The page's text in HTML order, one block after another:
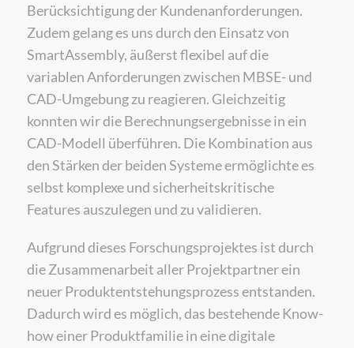
Berücksichtigung der Kundenanforderungen.
Zudem gelang es uns durch den Einsatz von
SmartAssembly, äußerst flexibel auf die
variablen Anforderungen zwischen MBSE- und
CAD-Umgebung zu reagieren. Gleichzeitig
konnten wir die Berechnungsergebnisse in ein
CAD-Modell überführen. Die Kombination aus
den Stärken der beiden Systeme ermöglichte es
selbst komplexe und sicherheitskritische
Features auszulegen und zu validieren.
Aufgrund dieses Forschungsprojektes ist durch
die Zusammenarbeit aller Projektpartner ein
neuer Produktentstehungsprozess entstanden.
Dadurch wird es möglich, das bestehende Know-
how einer Produktfamilie in eine digitale